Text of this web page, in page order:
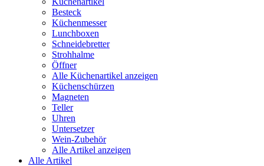
Besteck
Küchenmesser
Lunchboxen
Schneidebretter
Strohhalme
Öffner
Alle Küchenartikel anzeigen
Küchenschürzen
Magneten
Teller
Uhren
Untersetzer
Wein-Zubehör
Alle Artikel anzeigen
Alle Artikel